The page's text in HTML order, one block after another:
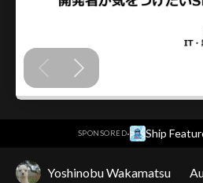
SPONSORED· Ship
Yoshinobu Wakamatsu